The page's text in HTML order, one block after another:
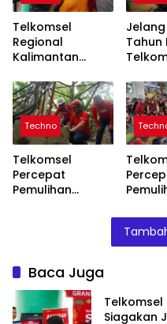
Telkomsel
Regional
Kalimantan
Jaringan Andal
Sambut Natal
2025 dan Tahun
Baru 2026
Tahun
Pasti
Techno
Telkomsel
Percepat
Pemulihan
Baca Juga
Siagakan